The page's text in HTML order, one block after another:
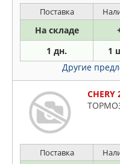
Поставка
На складе
1 дн. 1
Другие
CHERY
Поставка